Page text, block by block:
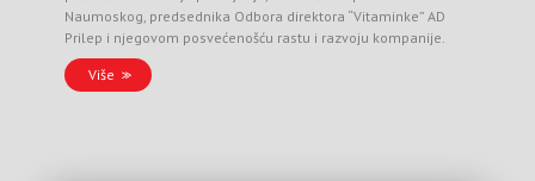
Naumoskog, predsednika Odbora direktora “Vitaminke” AD
Prilep i njegovom posvećenošću rastu i razvoju kompanije.
Više